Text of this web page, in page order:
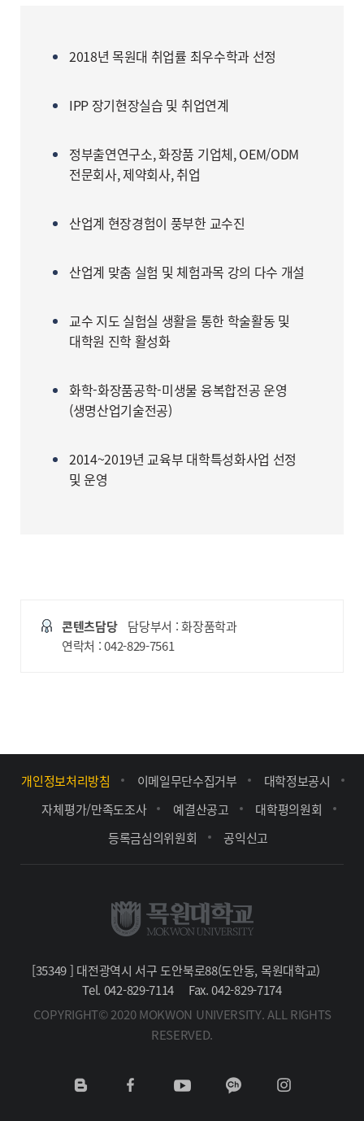
2018년 목원대 취업률 최우수학과 선정
IPP 장기현장실습 및 취업연계
정부출연연구소, 화장품 기업체, OEM/ODM
전문회사, 제약회사, 취업
산업계 현장경험이 풍부한 교수진
산업계 맞춤 실험 및 체험과목 강의 다수 개설
교수 지도 실험실 생활을 통한 학술활동 및
대학원 진학 활성화
화학-화장품공학-미생물 융복합전공 운영
(생명산업기술전공)
2014~2019년 교육부 대학특성화사업 선정
및 운영
콘텐츠담당
담당부서 : 화장품학과
연락처 : 042-829-7561
개인정보처리방침 이메일무단수집거부
대학정보공시
자체평가/만족도조사
예결산공고
대학평의원회
등록금심의위원회
공익신고
[35349 ] 대전광역시 서구 도안북로88(도안동, 목원대학교)
Tel. 042-829-7114
Fax. 042-829-7174
COPYRIGHT© 2020 MOKWON UNIVERSITY. ALL RIGHTS
RESERVED.